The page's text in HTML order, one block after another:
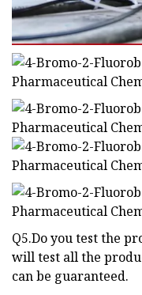
Q5.Do you test the
will test all the
can be guaranteed.